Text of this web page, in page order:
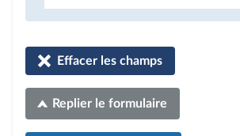
Effacer les champs
Replier le formulaire